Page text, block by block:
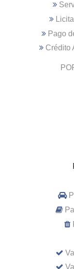
Pago
Crédito